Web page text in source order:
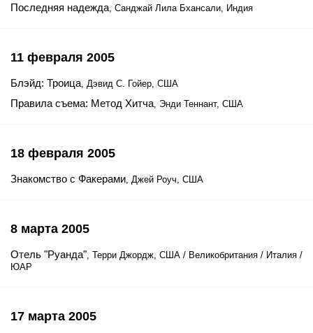
Последняя надежда, Санджай Лила Бхансали, Индия
11 февраля 2005
Блэйд: Троица, Дэвид С. Гойер, США
Правила съема: Метод Хитча, Энди Теннант, США
18 февраля 2005
Знакомство с Факерами, Джей Роуч, США
8 марта 2005
Отель "Руанда", Терри Джордж, США / Великобритания / Италия /
ЮАР
17 марта 2005